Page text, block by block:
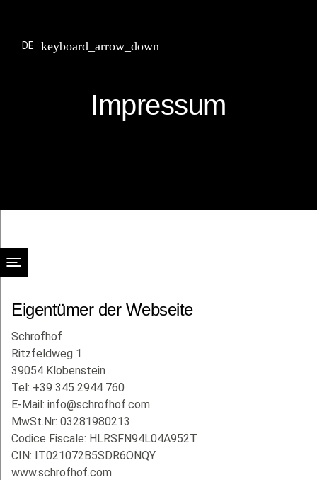
DE
Impressum
Eigentümer der Webseite
Schrofhof
Ritzfeldweg 1
39054 Klobenstein
Tel: +39 345 2944 760
E-Mail: info@schrofhof.com
MwSt.Nr: 03281980213
Codice Fiscale: HLRSFN94L04A952T
CIN: IT021072B5SDR6ONQY
www.schrofhof.com